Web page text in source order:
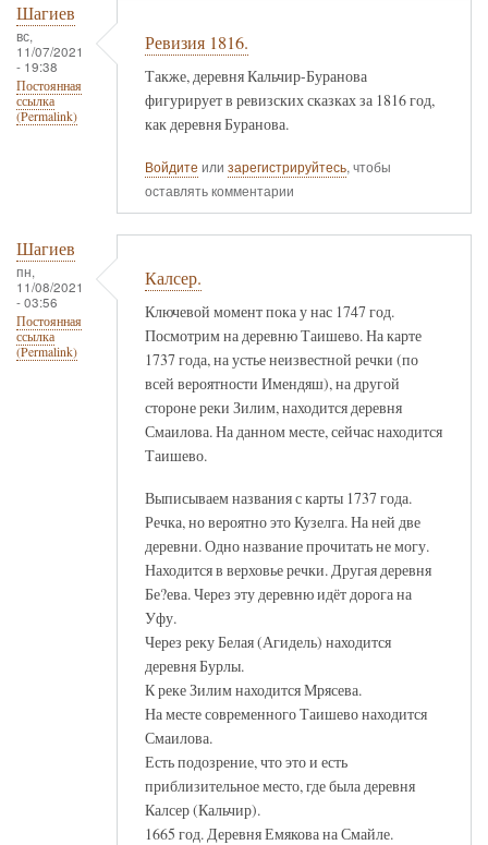
Шагиев
вс,
11/07/2021
- 19:38
Постоянная
ссылка
(Permalink)
Ревизия 1816.
Также, деревня Кальчир-Буранова
фигурирует в ревизских сказках за 1816 год,
как деревня Буранова.
Войдите или зарегистрируйтесь, чтобы
оставлять комментарии
Шагиев
пн,
11/08/2021
- 03:56
Постоянная
ссылка
(Permalink)
Калсер.
Ключевой момент пока у нас 1747 год.
Посмотрим на деревню Таишево. На карте
1737 года, на устье неизвестной речки (по
всей вероятности Имендяш), на другой
стороне реки Зилим, находится деревня
Смаилова. На данном месте, сейчас находится
Таишево.
Выписываем названия с карты 1737 года.
Речка, но вероятно это Кузелга. На ней две
деревни. Одно название прочитать не могу.
Находится в верховье речки. Другая деревня
Бе?ева. Через эту деревню идёт дорога на
Уфу.
Через реку Белая (Агидель) находится
деревня Бурлы.
К реке Зилим находится Мрясева.
На месте современного Таишево находится
Смаилова.
Есть подозрение, что это и есть
приблизительное место, где была деревня
Калсер (Кальчир).
1665 год. Деревня Емякова на Смайле.